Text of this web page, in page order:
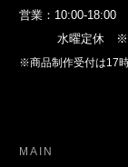
営業：10:00-18:00
水曜定休 ※一
※商品制作受付は17
MAIN